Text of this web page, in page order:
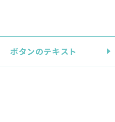
ボタンのテキスト